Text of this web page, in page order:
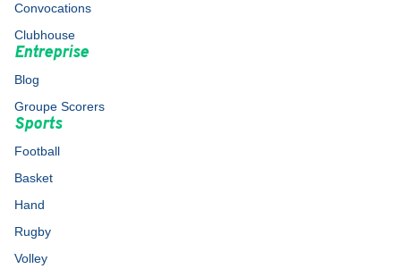
Convocations
Clubhouse
Entreprise
Blog
Groupe Scorers
Sports
Football
Basket
Hand
Rugby
Volley